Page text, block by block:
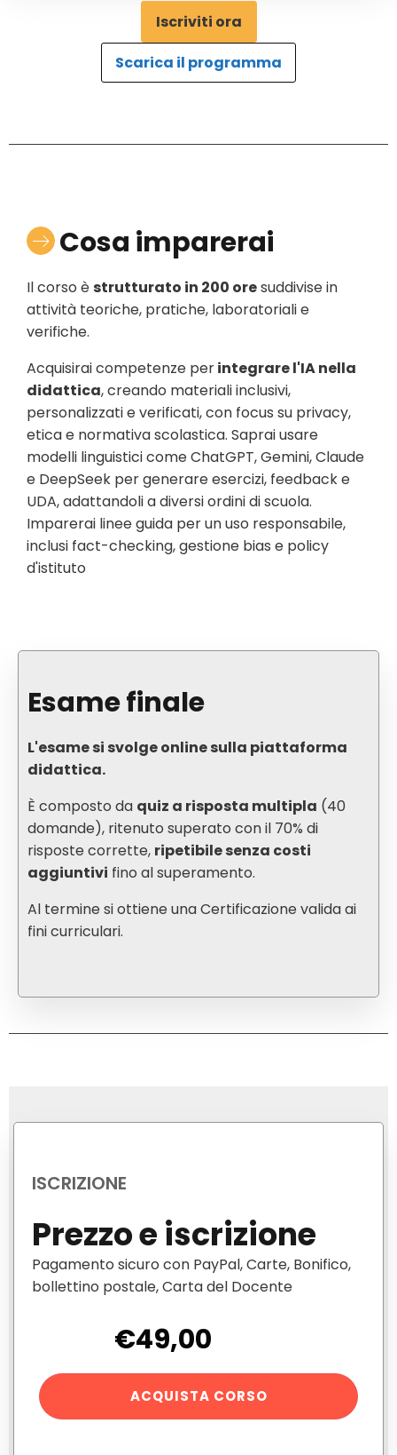
Iscriviti ora
Scarica il programma
Cosa imparerai
Il corso è strutturato in 200 oresuddivise in
attività teoriche, pratiche, laboratoriali e
verifiche.
Acquisirai competenze perintegrare l'IA nella
didattica, creando materiali inclusivi,
personalizzati e verificati, con focus su privacy,
etica e normativa scolastica. Saprai usare
modelli linguistici come ChatGPT, Gemini, Claude
e DeepSeek per generare esercizi, feedback e
UDA, adattandoli a diversi ordini di scuola.
Imparerai linee guida per un uso responsabile,
inclusi fact-checking, gestione bias e policy
d'istituto
Esame finale
L'esame si svolge online sulla piattaforma
didattica.
È composto da quiz a risposta multipla (40
domande), ritenuto superato con il 70% di
risposte corrette, ripetibile senza costi
aggiuntivi fino al superamento.
Al termine si ottiene una Certificazione valida ai
fini curriculari.
ISCRIZIONE
Prezzo e iscrizione
Pagamento sicuro con PayPal, Carte, Bonifico,
bollettino postale, Carta del Docente
€49,00
Corso
AI
per
ACQUISTA CORSO